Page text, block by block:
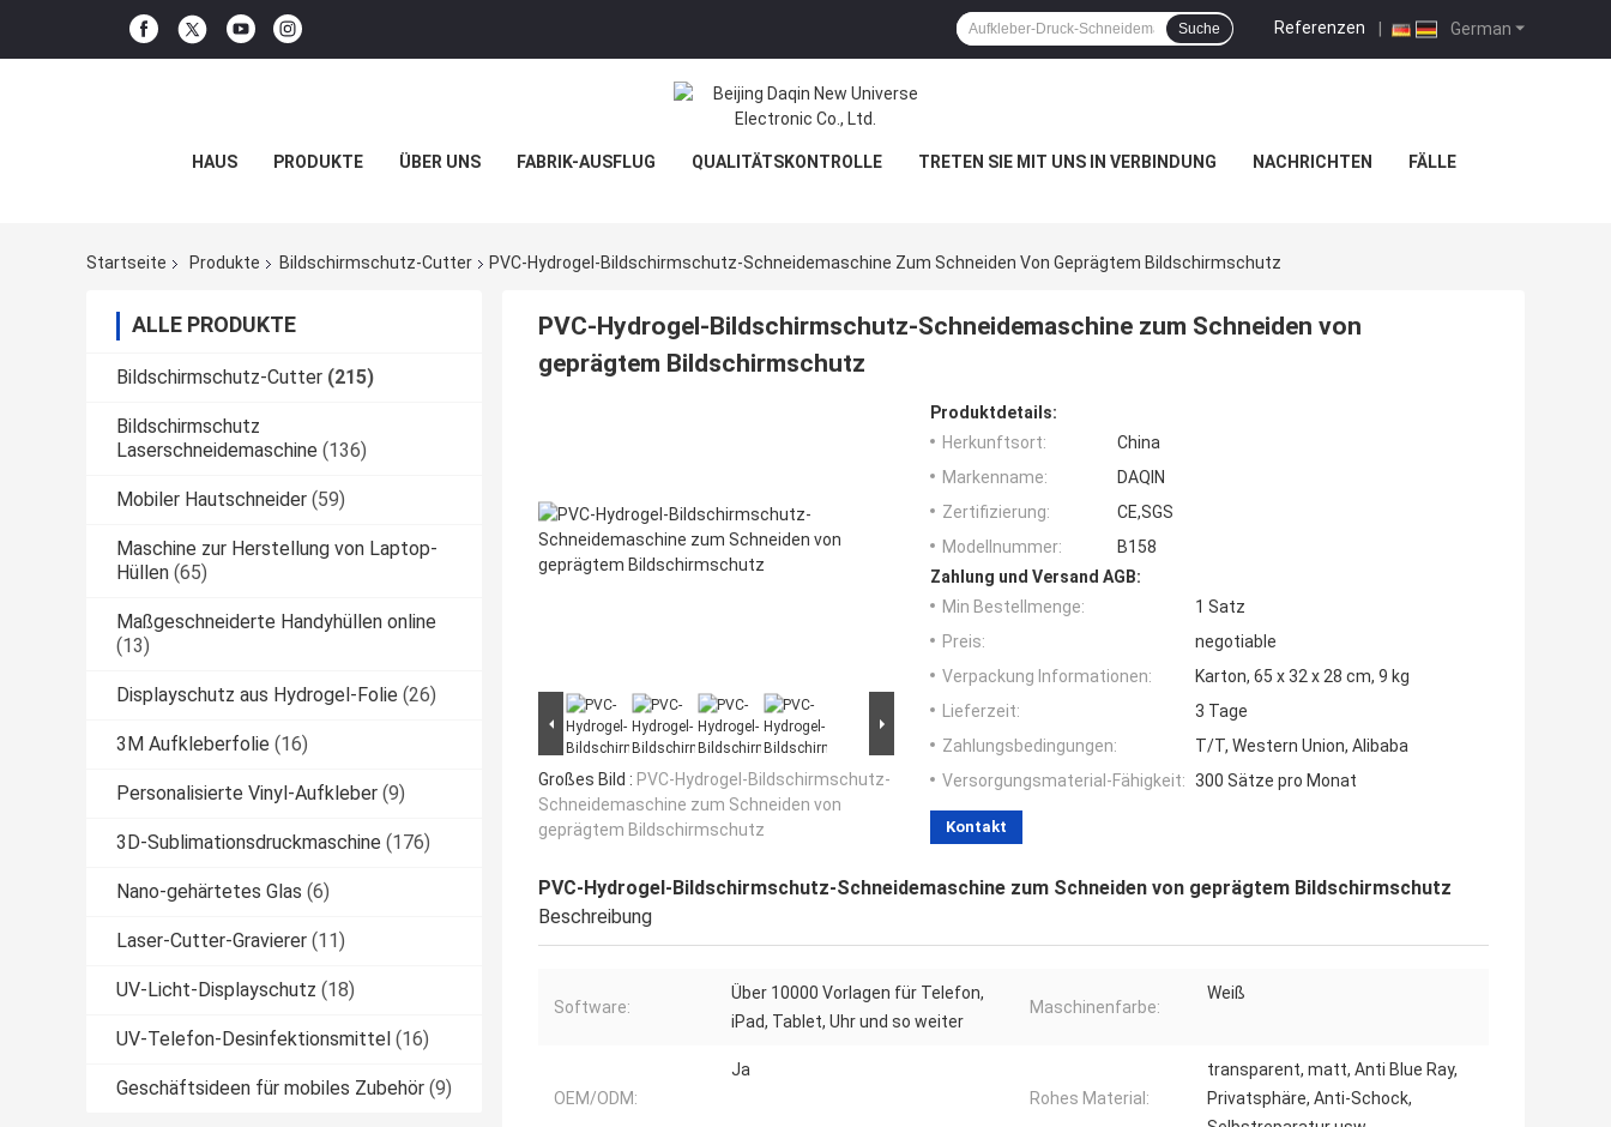
German
Referenzen |
Suche
HAUS PRODUKTE ÜBER UNS FABRIK-AUSFLUG QUALITÄTSKONTROLLE TRETEN SIE MIT UNS IN VERBINDUNG NACHRICHTEN FÄLLE
Startseite Produkte Bildschirmschutz-Cutter PVC-Hydrogel-Bildschirmschutz-Schneidemaschine Zum Schneiden Von Geprägtem Bildschirmschutz
ALLE PRODUKTE
Bildschirmschutz-Cutter (215)
Bildschirmschutz
Laserschneidemaschine (136)
Mobiler Hautschneider (59)
Maschine zur Herstellung von Laptop-
Hüllen (65)
Maßgeschneiderte Handyhüllen online
(13)
Displayschutz aus Hydrogel-Folie (26)
3M Aufkleberfolie (16)
Personalisierte Vinyl-Aufkleber (9)
3D-Sublimationsdruckmaschine (176)
Nano-gehärtetes Glas (6)
Laser-Cutter-Gravierer (11)
UV-Licht-Displayschutz (18)
UV-Telefon-Desinfektionsmittel (16)
Geschäftsideen für mobiles Zubehör (9)
PVC-Hydrogel-Bildschirmschutz-Schneidemaschine zum Schneiden von
geprägtem Bildschirmschutz
Großes Bild : PVC-Hydrogel-Bildschirmschutz-
Schneidemaschine zum Schneiden von
geprägtem Bildschirmschutz
Produktdetails:
Herkunftsort:
China
Markenname:
DAQIN
Zertifizierung:
CE,SGS
Modellnummer:
B158
Zahlung und Versand AGB:
Min Bestellmenge:
1 Satz
Preis:
negotiable
Verpackung Informationen:
Karton, 65 x 32 x 28 cm, 9 kg
Lieferzeit:
3 Tage
Zahlungsbedingungen:
T/T, Western Union, Alibaba
Versorgungsmaterial-Fähigkeit: 300 Sätze pro Monat
Kontakt
PVC-Hydrogel-Bildschirmschutz-Schneidemaschine zum Schneiden von geprägtem Bildschirmschutz
Beschreibung
Software:
Über 10000 Vorlagen für Telefon,
iPad, Tablet, Uhr und so weiter
Maschinenfarbe:
Weiß
OEM/ODM:
Ja
Rohes Material:
transparent, matt, Anti Blue Ray,
Privatsphäre, Anti-Schock,